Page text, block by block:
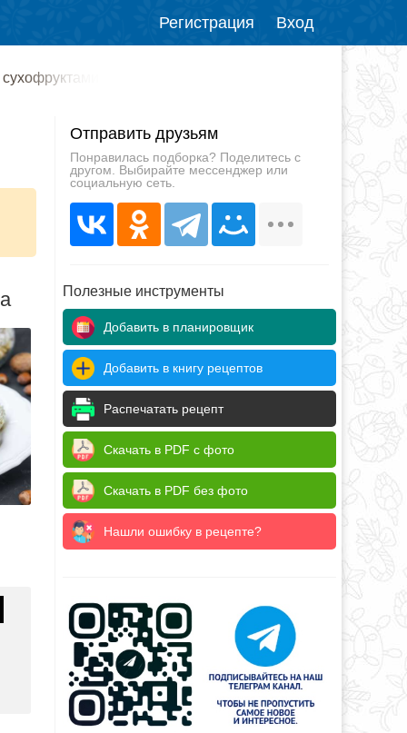
Регистрация Вход
Отправить друзьям
Понравилась подборка? Поделитесь с
другом. Выбирайте мессенджер или
социальную сеть.
Полезные инструменты
Добавить в планировщик
Добавить в книгу рецептов
Распечатать рецепт
Скачать в PDF с фото
Скачать в PDF без фото
Нашли ошибку в рецепте?